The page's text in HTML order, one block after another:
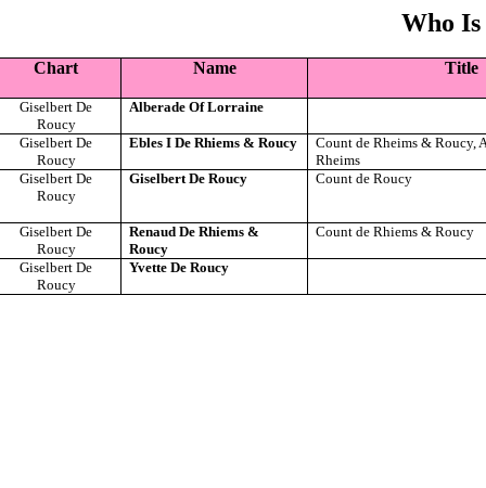
Who
Chart Name Title
Giselbert De
Roucy
Alberade Of Lorraine
Giselbert De
Roucy
Ebles I De Rhiems & Roucy
Count de Rheims & Roucy,
Rheims
Giselbert De
Roucy
Giselbert De Roucy Count de Roucy
Giselbert De
Roucy
Renaud De Rhiems &
Roucy
Count de Rhiems & Roucy
Giselbert De
Roucy
Yvette De Roucy